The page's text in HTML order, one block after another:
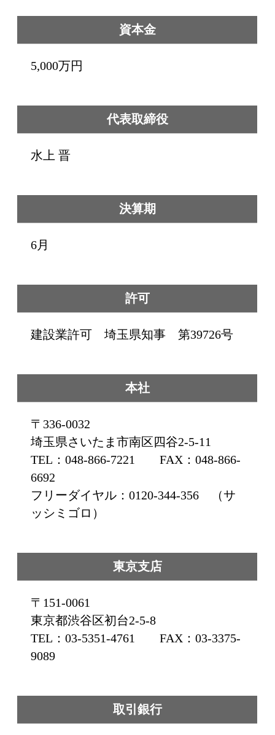
資本金
5,000万円
代表取締役
水上 晋
決算期
6月
許可
建設業許可 埼玉県知事 第39726号
本社
〒336-0032
埼玉県さいたま市南区四谷2-5-11
TEL：048-866-7221 FAX：048-866-
6692
フリーダイヤル：0120-344-356 （サ
ッシミゴロ）
東京支店
〒151-0061
東京都渋谷区初台2-5-8
TEL：03-5351-4761 FAX：03-3375-
9089
取引銀行